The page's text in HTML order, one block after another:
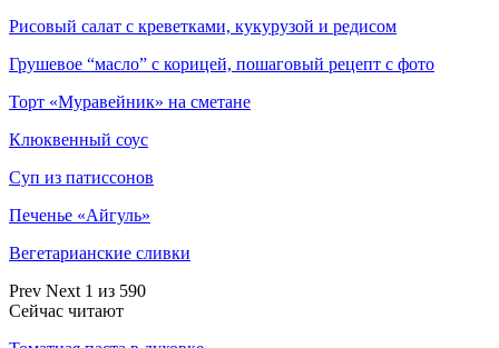
Рисовый салат с креветками, кукурузой и редисом
Грушевое “масло” с корицей, пошаговый рецепт с фото
Торт «Муравейник» на сметане
Клюквенный соус
Суп из патиссонов
Печенье «Айгуль»
Вегетарианские сливки
Prev Next 1 из 590
Сейчас читают